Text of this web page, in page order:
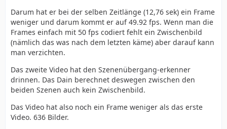
Darum hat er bei der selben Zeitlänge (12,76 sek) ein Frame
weniger und darum kommt er auf 49.92 fps. Wenn man die
Frames einfach mit 50 fps codiert fehlt ein Zwischenbild
(nämlich das was nach dem letzten käme) aber darauf kann
man verzichten.
Das zweite Video hat den Szenenübergang-erkenner
drinnen. Das Dain berechnet deswegen zwischen den
beiden Szenen auch kein Zwischenbild.
Das Video hat also noch ein Frame weniger als das erste
Video. 636 Bilder.